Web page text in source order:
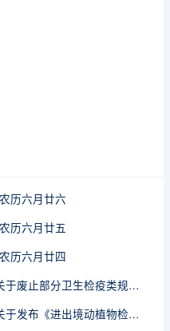
历六月廿六
历六月廿五
历六月廿四
海关总署公告2026年第112号（关于废止部分卫生检疫类规范性文件的公告）
海关总署公告2026年第111号（关于发布《进出境动植物检疫处理监督管理工作规定》《进出境卫生处理监督管理工作规定》的公告）